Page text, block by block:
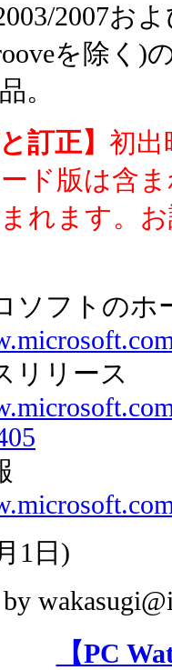
2007お
を除く)
。
訂正】 初出
ド版は含
れます。
ソフトのホ
リリース
1日 )
【PC